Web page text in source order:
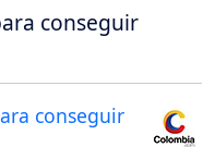
conseguir